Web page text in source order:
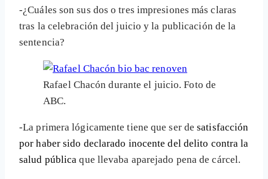
-¿Cuáles son sus dos o tres impresiones más claras
tras la celebración del juicio y la publicación de la
sentencia?
Rafael Chacón durante el juicio. Foto de
ABC.
-La primera lógicamente tiene que ser desatisfacción
por haber sido declarado inocente del delito contra la
salud pública que llevaba aparejado pena de cárcel.